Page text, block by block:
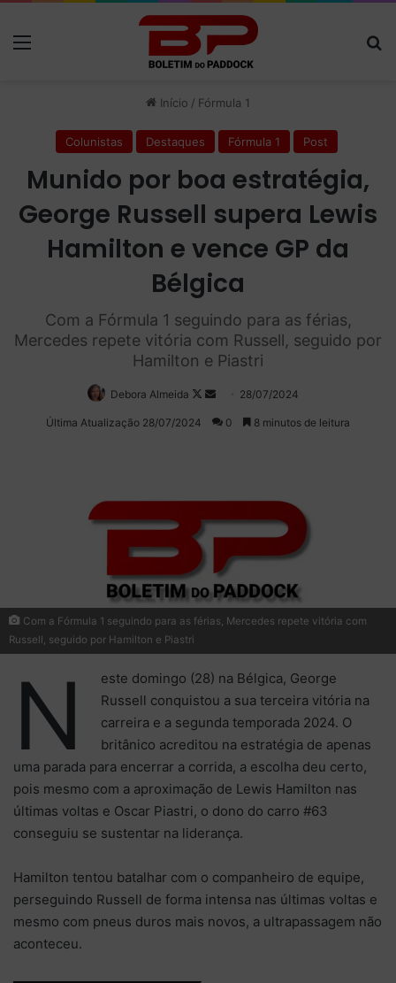
Início / Fórmula 1
Colunistas Destaques Fórmula 1 Post
Munido por boa estratégia,
George Russell supera Lewis
Hamilton e vence GP da
Bélgica
Com a Fórmula 1 seguindo para as férias,
Mercedes repete vitória com Russell, seguido por
Hamilton e Piastri
Debora Almeida
Follow
on
Mande
um
28/07/2024
Última Atualização 28/07/2024 0 8 minutos de leitura
Com a Fórmula 1 seguindo para as férias, Mercedes repete vitória com
Russell, seguido por Hamilton e Piastri
N
este domingo (28) na Bélgica, George
Russell conquistou a sua terceira vitória na
carreira e a segunda temporada 2024. O
britânico acreditou na estratégia de apenas
uma parada para encerrar a corrida, a escolha deu certo,
pois mesmo com a aproximação de Lewis Hamilton nas
últimas voltas e Oscar Piastri, o dono do carro #63
conseguiu se sustentar na liderança.
Hamilton tentou batalhar com o companheiro de equipe,
perseguindo Russell de forma intensa nas últimas voltas e
mesmo com pneus duros mais novos, a ultrapassagem não
aconteceu.